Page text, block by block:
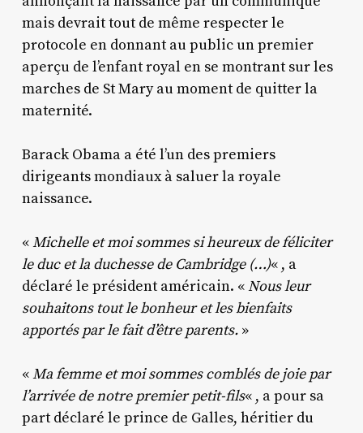
mais devrait tout de même respecter le
protocole en donnant au public un premier
aperçu de l’enfant royal en se montrant sur les
marches de St Mary au moment de quitter la
maternité.
Barack Obama a été l’un des premiers
dirigeants mondiaux à saluer la royale
naissance.
«Michelle et moi sommes si heureux de féliciter
le duc et la duchesse de Cambridge (…)« , a
déclaré le président américain. «Nous leur
souhaitons tout le bonheur et les bienfaits
apportés par le fait d’être parents.»
«Ma femme et moi sommes comblés de joie par
l’arrivée de notre premier petit-fils« , a pour sa
part déclaré le prince de Galles, héritier du